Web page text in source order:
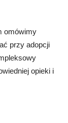
omówimy
przy adopcji
opieki i